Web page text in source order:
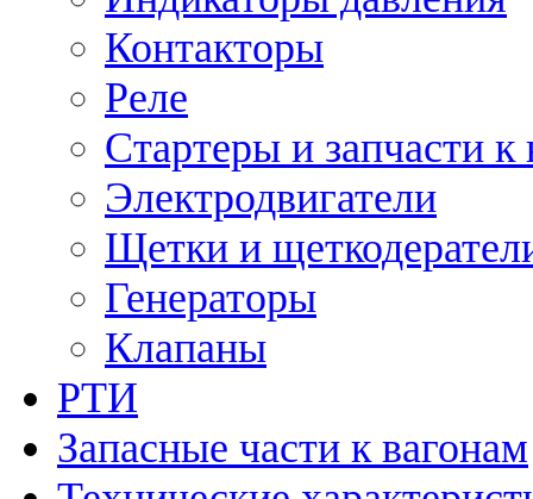
Контакторы
Реле
Стартеры и запчасти
Электродвигатели
Щетки и
Генераторы
Клапаны
РТИ
Запасные части к вагонам